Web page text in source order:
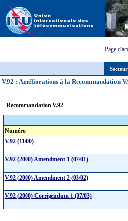
Page
V.92 : Améliorations à la Recommandation
Recommandation V.92
Numéro
V.92 (11/00)
V.92 (2000) Amendment 1 (07/01)
V.92 (2000) Amendment 2 (03/02)
V.92 (2000) Corrigendum 1 (07/03)